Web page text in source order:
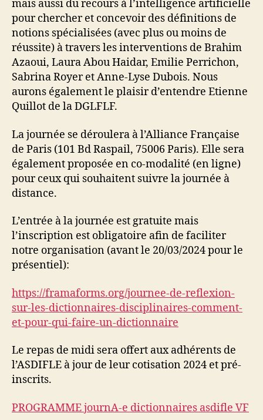
mais aussi du recours à l’intelligence artificielle
pour chercher et concevoir des définitions de
notions spécialisées (avec plus ou moins de
réussite) à travers les interventions de Brahim
Azaoui, Laura Abou Haidar, Emilie Perrichon,
Sabrina Royer et Anne-Lyse Dubois. Nous
aurons également le plaisir d’entendre Etienne
Quillot de la DGLFLF.
La journée se déroulera à l’Alliance Française
de Paris (101 Bd Raspail, 75006 Paris). Elle sera
également proposée en co-modalité (en ligne)
pour ceux qui souhaitent suivre la journée à
distance.
L’entrée à la journée est gratuite mais
l’inscription est obligatoire afin de faciliter
notre organisation (avant le 20/03/2024 pour le
présentiel):
https://framaforms.org/journee-de-reflexion-
sur-les-dictionnaires-disciplinaires-comment-
et-pour-qui-faire-un-dictionnaire
Le repas de midi sera offert aux adhérents de
l’ASDIFLE à jour de leur cotisation 2024 et pré-
inscrits.
PROGRAMME journA-e dictionnaires asdifle VF